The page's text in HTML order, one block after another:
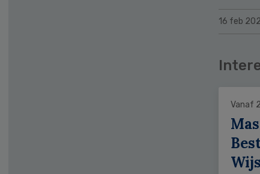
16 feb
Vanaf